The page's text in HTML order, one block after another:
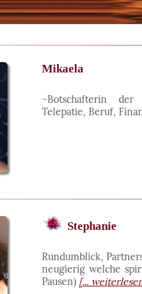
Mikaela
~Botschafterin der
Telepatie, Beruf,
Stephanie
Rundumblick,
neugierig welche
Pausen) [...